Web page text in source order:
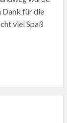
für die
viel Spaß